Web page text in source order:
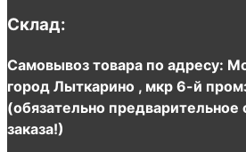
Склад:
Самовывоз товара по адресу:
город Лыткарино , мкр 6-й
(обязательно
заказа!)